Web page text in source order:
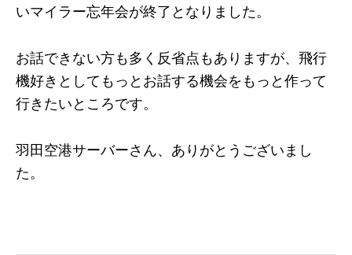
いマイラー忘年会が終了となりました。
お話できない方も多く反省点もありますが、飛行
機好きとしてもっとお話する機会をもっと作って
行きたいところです。
羽田空港サーバーさん、ありがとうございまし
た。